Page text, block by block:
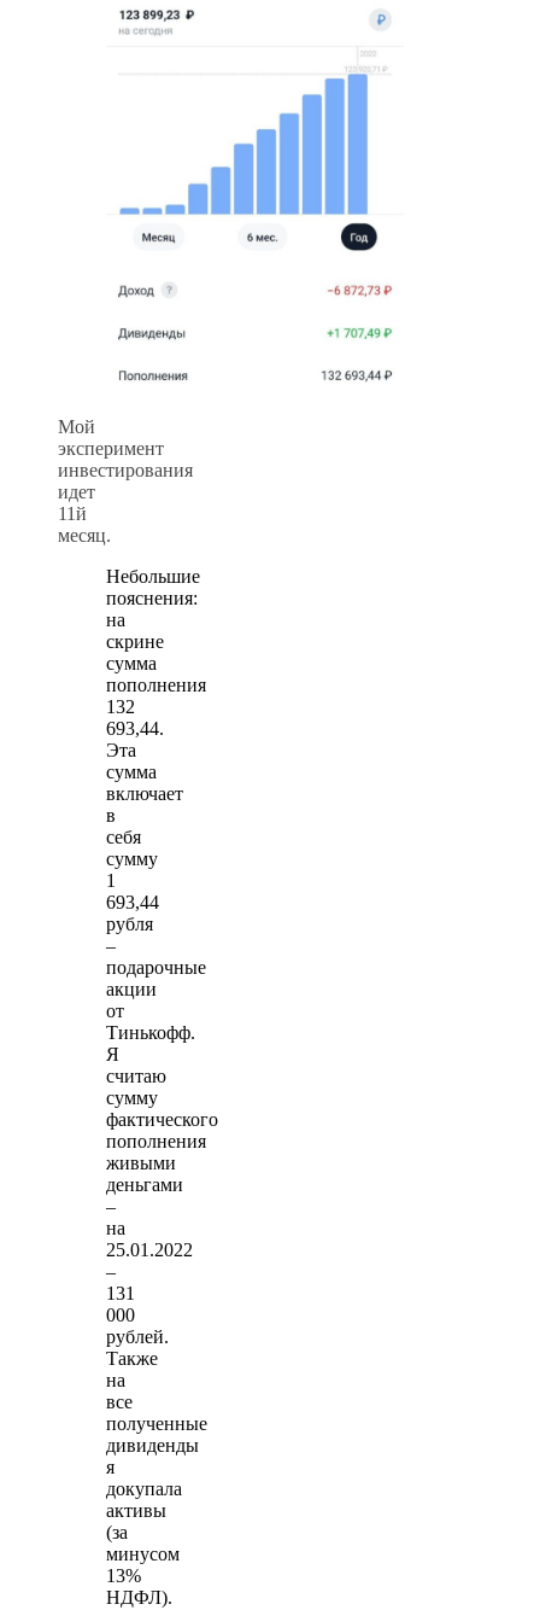
Мой
эксперимент
инвестирования
идет
11й
месяц.
Небольшие
пояснения:
на
скрине
сумма
пополнения
132
693,44.
Эта
сумма
включает
в
себя
сумму
1
693,44
рубля
–
подарочные
акции
от
Тинькофф.
Я
считаю
сумму
фактического
пополнения
живыми
деньгами
–
на
25.01.2022
–
131
000
рублей.
Также
на
все
полученные
дивиденды
я
докупала
активы
(за
минусом
13%
НДФЛ).